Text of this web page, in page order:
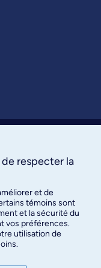
de respecter la
et de
témoins sont
et la sécurité du
vos préférences.
utilisation de